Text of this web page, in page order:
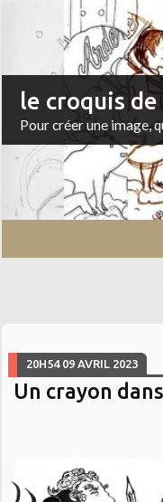
le croquis
Pour créer une image,
20H54 09 AVRIL 2023
Un crayon